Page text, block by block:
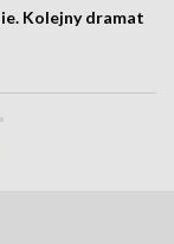
Kolejny dramat